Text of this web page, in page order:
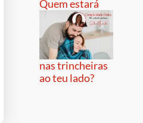
Quem estará
nas trincheiras
ao teu lado?